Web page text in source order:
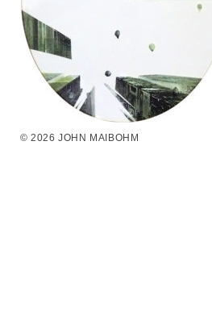
© 2026 JOHN MAIBOHM